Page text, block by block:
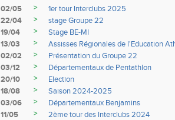
02/05
>
1er tour Interclubs 2025
22/04
>
stage Groupe 22
19/04
>
Stage BE-MI
13/03
>
Assisses Régionales de l'Education
02/02
>
Présentation du Groupe 22
03/12
>
Départementaux de Pentathlon
20/10
>
Election
18/08
>
Saison 2024-2025
03/06
>
Départementaux Benjamins
11/05
> 2ème tour des Interclubs 2024